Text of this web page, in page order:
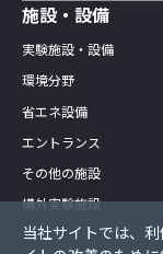
施設・設備
実験施設・設備
環境分野
省エネ設備
エントランス
その他の施設
構外実験施設
当社サイトでは、